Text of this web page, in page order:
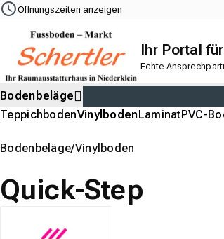
Navigation Content Footer
Öffnungszeiten anzeigen
Ihr Portal
Echte
Bodenbeläge
TeppichbodenVinylbodenLaminatPVC-
Bodenbeläge Vinylboden
Quick-Step